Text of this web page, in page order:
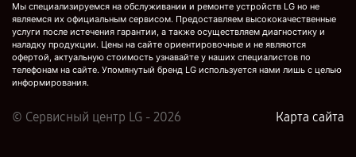
Мы специализируемся на обслуживании и ремонте устройств LG но не
являемся их официальным сервисом. Предоставляем высококачественные
услуги после истечения гарантии, а также осуществляем диагностику и
наладку продукции. Цены на сайте ориентировочные и не являются
офертой, актуальную стоимость узнавайте у наших специалистов по
телефонам на сайте. Упомянутый бренд LG используется нами лишь с целью
информирования.
© Сервисный центр LG - 2026 Карта сайта